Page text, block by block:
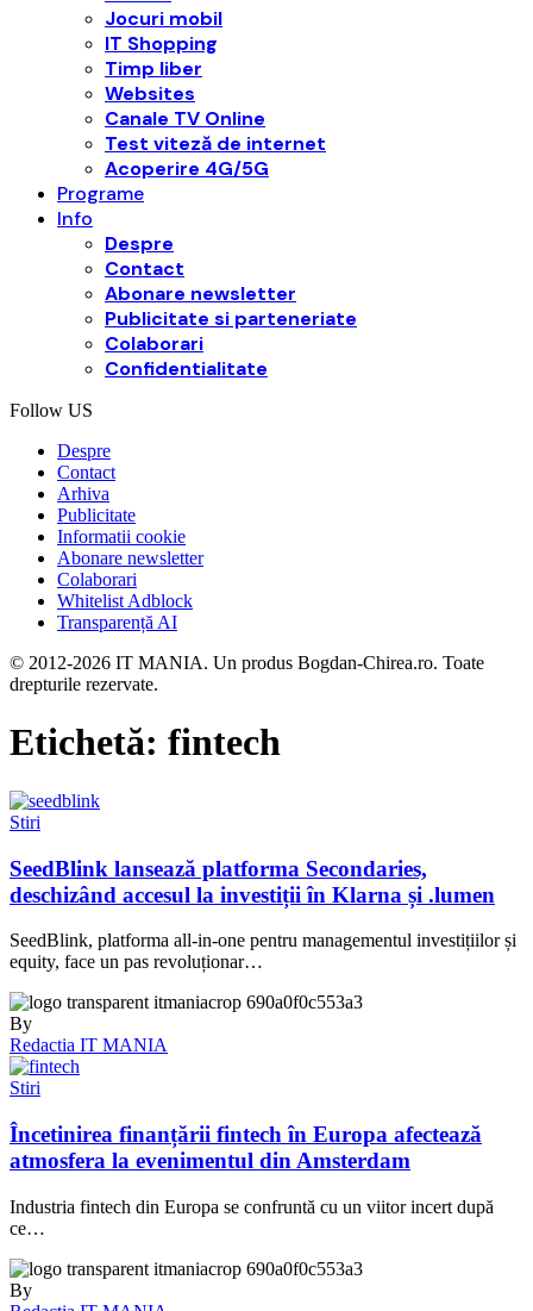
Jocuri mobil
IT Shopping
Timp liber
Websites
Canale TV Online
Test viteză de internet
Acoperire 4G/5G
Programe
Info
Despre
Contact
Abonare newsletter
Publicitate si parteneriate
Colaborari
Confidentialitate
Follow US
Despre
Contact
Arhiva
Publicitate
Informatii cookie
Abonare newsletter
Colaborari
Whitelist Adblock
Transparență AI
© 2012-2026 IT MANIA. Un produs Bogdan-Chirea.ro. Toate
drepturile rezervate.
Etichetă: fintech
Stiri
SeedBlink lansează platforma Secondaries,
deschizând accesul la investiții în Klarna și .lumen
SeedBlink, platforma all-in-one pentru managementul investițiilor și
equity, face un pas revoluționar…
By
Redactia IT MANIA
Stiri
Încetinirea finanțării fintech în Europa afectează
atmosfera la evenimentul din Amsterdam
Industria fintech din Europa se confruntă cu un viitor incert după
ce…
By